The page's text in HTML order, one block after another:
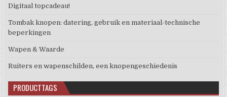
Digitaal topcadeau!
Tombak knopen: datering, gebruik en materiaal-technische
beperkingen
Wapen & Waarde
Ruiters en wapenschilden, een knopengeschiedenis
PRODUCTTAGS